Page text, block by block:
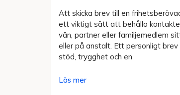
Att skicka brev till en
ett viktigt sätt att behålla
vän, partner eller familjemedlem
eller på anstalt. Ett personligt brev
stöd, trygghet och en
Läs mer